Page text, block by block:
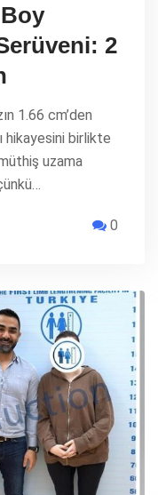
2
1.66 cm’den
hikayesini birlikte
uzama
0